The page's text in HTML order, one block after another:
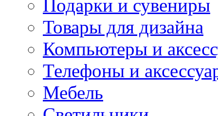
Подарки и сувениры
Товары для дизайна
Компьютеры и
Телефоны и
Мебель